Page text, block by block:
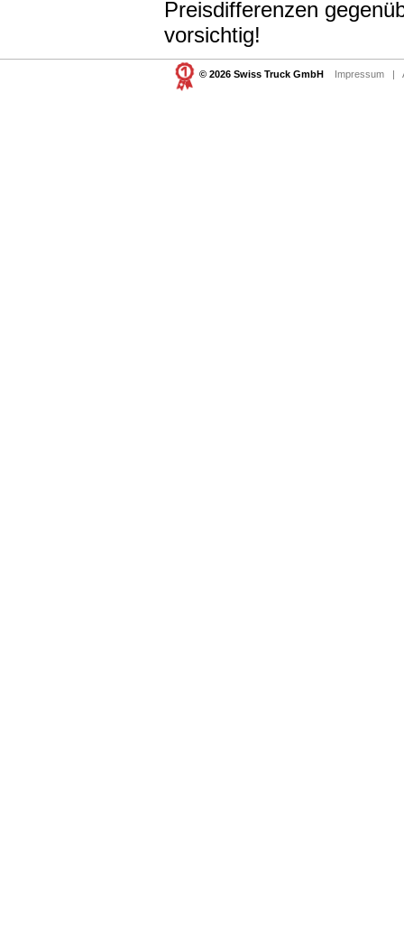
Preisdifferenzen
vorsichtig!
© 2026 Swiss Truck GmbH Impressum |